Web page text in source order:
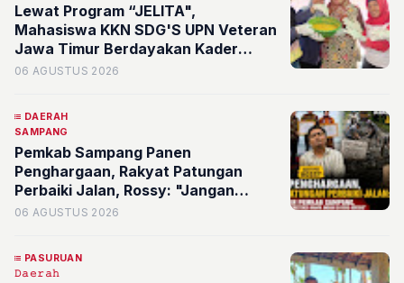
Lewat Program “JELITA",
Mahasiswa KKN SDG'S UPN Veteran
Jawa Timur Berdayakan Kader
serta Karang Taruna RW 07
06 AGUSTUS 2026
DAERAH
SAMPANG
Pemkab Sampang Panen
Penghargaan, Rakyat Patungan
Perbaiki Jalan, Rossy: "Jangan
Sampai Prestasi Hanya Indah di Atas
06 AGUSTUS 2026
PASURUAN
𝙳𝚊𝚎𝚛𝚊𝚑